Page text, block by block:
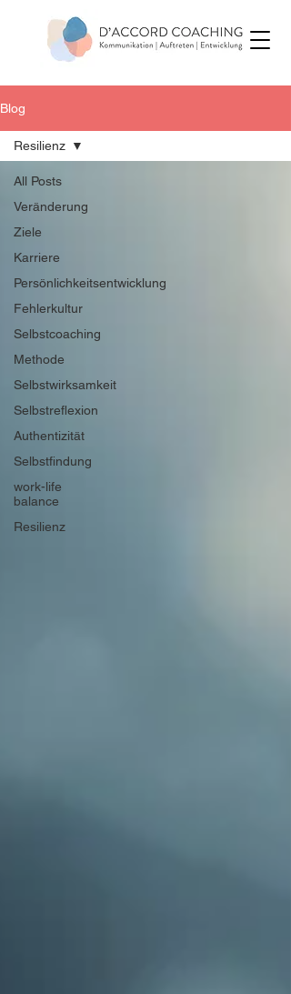
Blog
All Posts
Veränderung
Ziele
Karriere
Persönlichkeitsentwicklung
Fehlerkultur
Selbstcoaching
Methode
Selbstwirksamkeit
Selbstreflexion
Authentizität
Selbstfindung
work-life
balance
Resilienz
Resilienz